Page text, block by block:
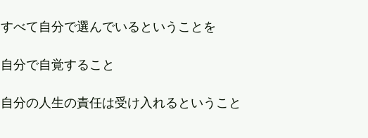
すべて自分で選んでいるということを
自分で自覚すること
自分の人生の責任は受け入れるということ